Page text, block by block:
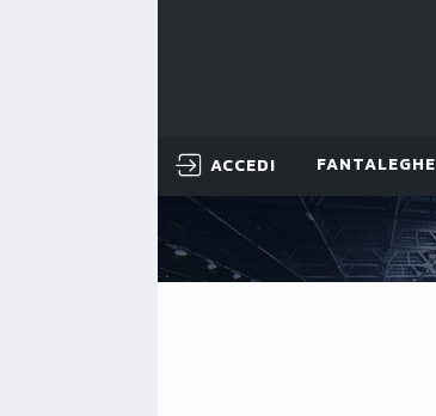
ACCEDI FANTALEGHE